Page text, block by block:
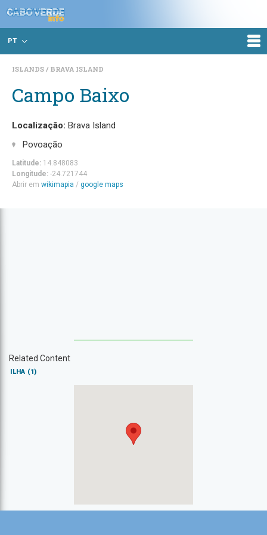
PT
ISLANDS BRAVA ISLAND
Campo Baixo
Localização: Brava Island
Povoação
Latitude: 14.848083
Longitude: -24.721744
Abrir em wikimapia / google maps
Related Content
ILHA (1)